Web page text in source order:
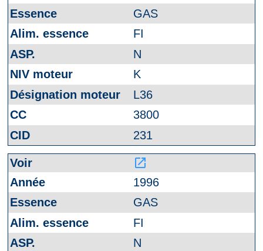
GAS
FI
N
K
L36
3800
231
launch
1996
GAS
FI
N